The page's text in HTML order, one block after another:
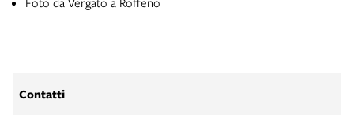
Contatti